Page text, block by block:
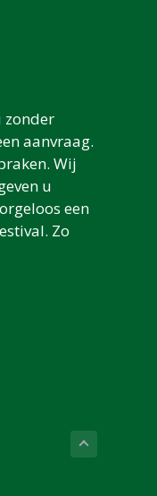
zonder
aanvraag.
Wij
u
een
Zo